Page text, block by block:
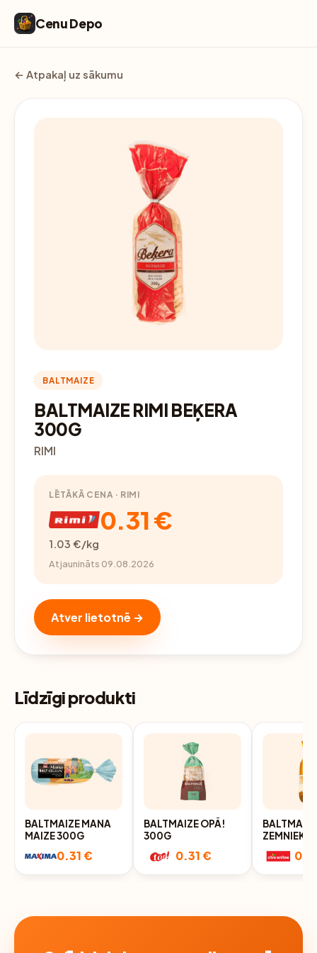
Cenu Depo
← Atpakaļ uz sākumu
BALTMAIZE
BALTMAIZE RIMI BEĶERA
300G
RIMI
LĒTĀKĀ CENA · RIMI
0.31 €
1.03 €/kg
Atjaunināts 09.08.2026
Atver lietotnē →
Līdzīgi produkti
BALTMAIZE MANA
MAIZE 300G
0.31 €
BALTMAIZE OPĀ!
300G
0.31 €
ZEMNIEKU